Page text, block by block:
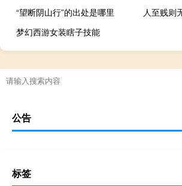
“望断阴山行”的出处是哪里
梦幻西游女装瞎子技能
公告
标签